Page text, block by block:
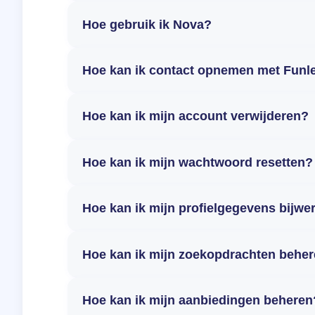
Hoe gebruik ik Nova?
Hoe kan ik contact opnemen met
Hoe kan ik mijn account verwijderen?
Hoe kan ik mijn wachtwoord resetten?
Hoe kan ik mijn profielgegevens
Hoe kan ik mijn zoekopdrachten
Hoe kan ik mijn aanbiedingen